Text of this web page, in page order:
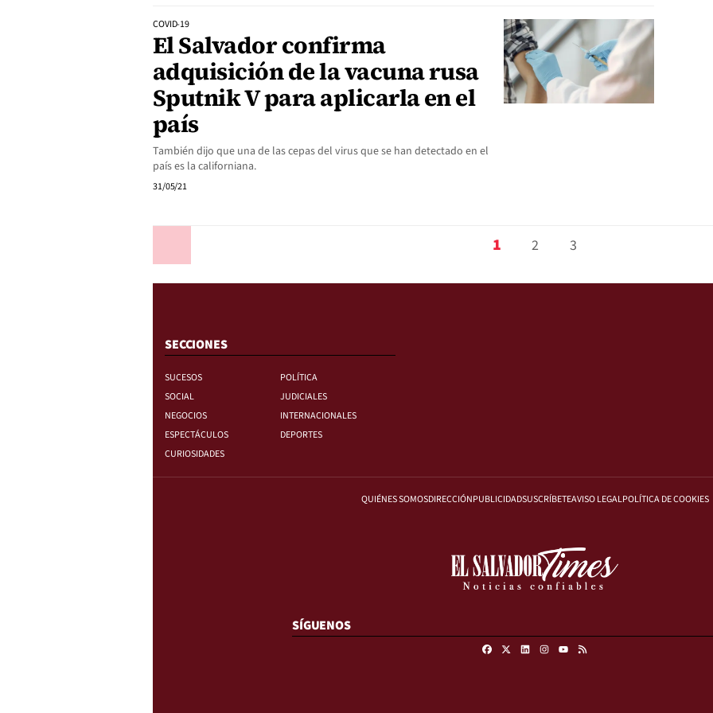
COVID-19
El Salvador confirma
adquisición de la vacuna rusa
Sputnik V para aplicarla en el
país
También dijo que una de las cepas del virus que se han detectado en el
país es la californiana.
31/05/21
1 2 3
SECCIONES
SUCESOS
POLÍTICA
SOCIAL
JUDICIALES
NEGOCIOS
INTERNACIONALES
ESPECTÁCULOS
DEPORTES
CURIOSIDADES
QUIÉNES SOMOSDIRECCIÓNPUBLICIDADSUSCRÍBETEAVISO LEGALPOLÍTICA DE COOKIES
SÍGUENOS
FacebookLinkedinInstagram